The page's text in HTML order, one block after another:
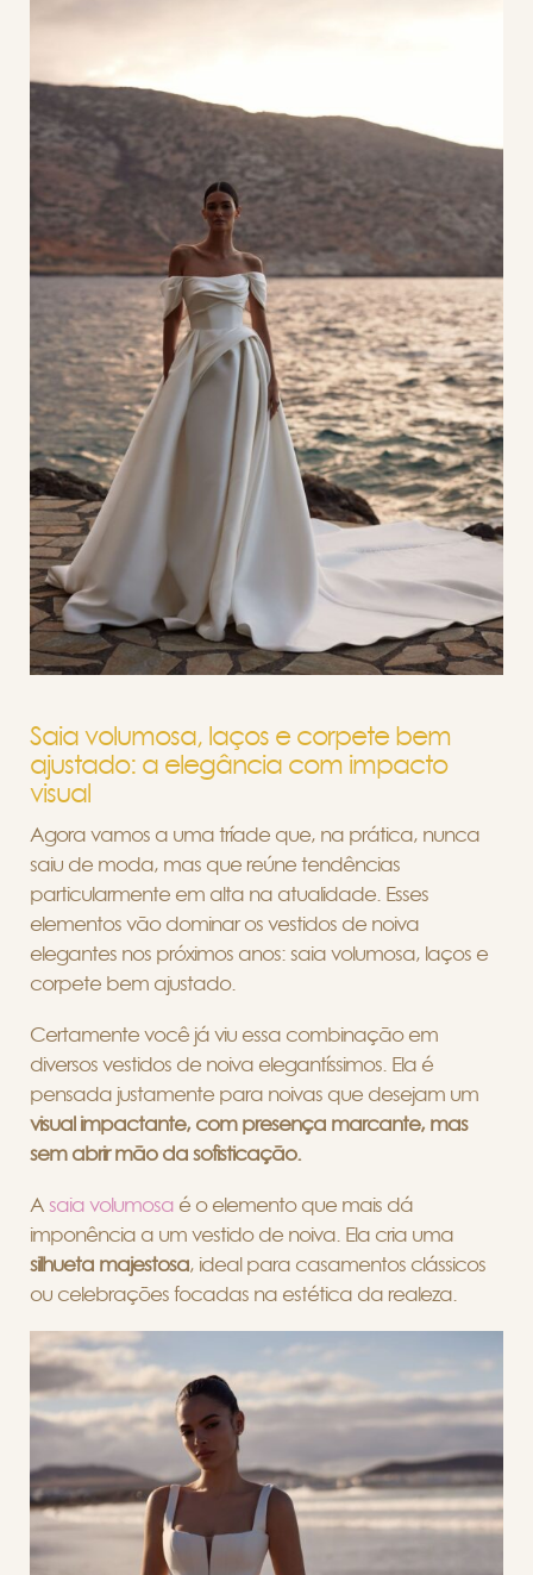
Saia volumosa, laços e corpete bem
ajustado: a elegância com impacto
visual
Agora vamos a uma tríade que, na prática, nunca
saiu de moda, mas que reúne tendências
particularmente em alta na atualidade. Esses
elementos vão dominar os vestidos de noiva
elegantes nos próximos anos: saia volumosa, laços e
corpete bem ajustado.
Certamente você já viu essa combinação em
diversos vestidos de noiva elegantíssimos. Ela é
pensada justamente para noivas que desejam um
visual impactante, com presença marcante, mas
sem abrir mão da sofisticação.
A saia volumosa é o elemento que mais dá
imponência a um vestido de noiva. Ela cria uma
silhueta majestosa, ideal para casamentos clássicos
ou celebrações focadas na estética da realeza.